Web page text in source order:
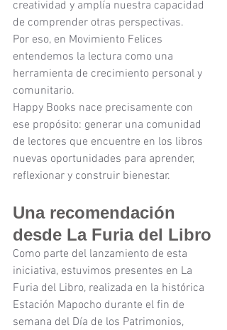
creatividad y amplía nuestra capacidad
de comprender otras perspectivas.
Por eso, en Movimiento Felices
entendemos la lectura como una
herramienta de crecimiento personal y
comunitario.
Happy Books nace precisamente con
ese propósito: generar una comunidad
de lectores que encuentre en los libros
nuevas oportunidades para aprender,
reflexionar y construir bienestar.
Una recomendación
desde La Furia del Libro
Como parte del lanzamiento de esta
iniciativa, estuvimos presentes en La
Furia del Libro, realizada en la histórica
Estación Mapocho durante el fin de
semana del Día de los Patrimonios,